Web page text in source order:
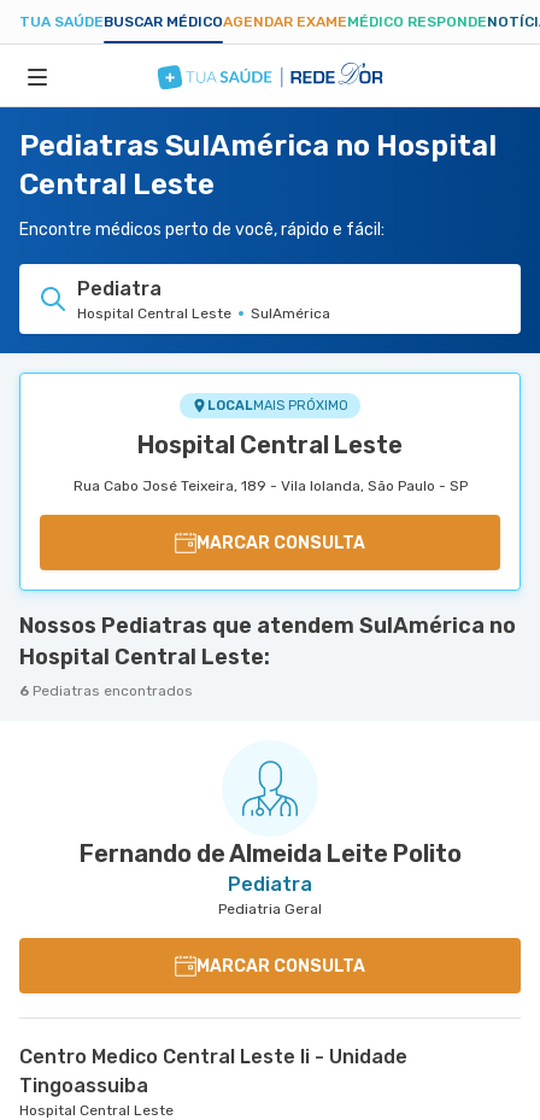
TUA SAÚDEBUSCAR MÉDICOAGENDAR EXAMEMÉDICO RESPONDE
ESPECIALIDADES
HOSPITAIS
TUASAUDE.COM
Pediatras SulAmérica no Hospital
Central Leste
Encontre médicos perto de você, rápido e fácil:
Pediatra
Hospital Central Leste SulAmérica
LOCALMAIS PRÓXIMO
Hospital Central Leste
Rua Cabo José Teixeira, 189 - Vila Iolanda, São Paulo - SP
MARCAR CONSULTA
Nossos Pediatras que atendem SulAmérica no
Hospital Central Leste:
6 Pediatras encontrados
Fernando de Almeida Leite Polito
Pediatra
Pediatria Geral
MARCAR CONSULTA
Centro Medico Central Leste Ii - Unidade
Tingoassuiba
Hospital Central Leste